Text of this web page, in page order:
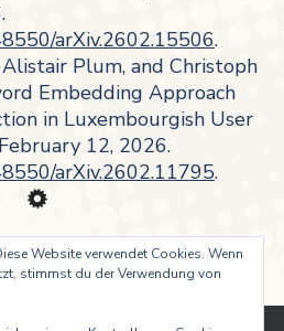
arXiv.2602.15506.
Plum, and Christoph
Embedding Approach
in Luxembourgish User
12, 2026.
arXiv.2602.11795.
Website verwendet Cookies. Wenn
stimmst du der Verwendung von